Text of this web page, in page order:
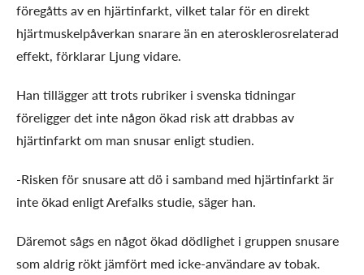
föregåtts av en hjärtinfarkt, vilket talar för en direkt
hjärtmuskelpåverkan snarare än en aterosklerosrelaterad
effekt, förklarar Ljung vidare.
Han tillägger att trots rubriker i svenska tidningar
föreligger det inte någon ökad risk att drabbas av
hjärtinfarkt om man snusar enligt studien.
-Risken för snusare att dö i samband med hjärtinfarkt är
inte ökad enligt Arefalks studie, säger han.
Däremot sågs en något ökad dödlighet i gruppen snusare
som aldrig rökt jämfört med icke-användare av tobak.